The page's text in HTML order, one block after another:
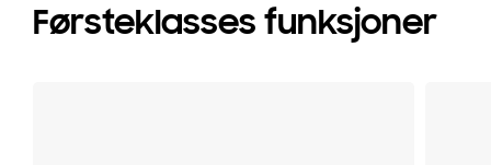
Førsteklasses funksjoner